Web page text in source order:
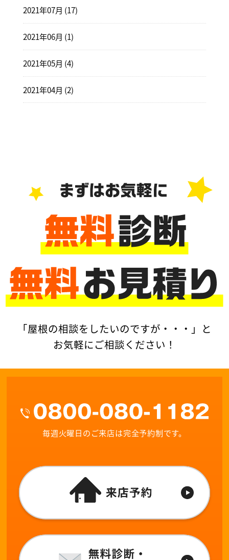
2021年07月 (17)
2021年06月 (1)
2021年05月 (4)
2021年04月 (2)
「屋根の相談をしたいのですが・・・」と
お気軽にご相談ください！
毎週火曜日のご来店は完全予約制です。